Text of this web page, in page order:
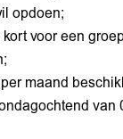
opdoen;
voor een
maand
van